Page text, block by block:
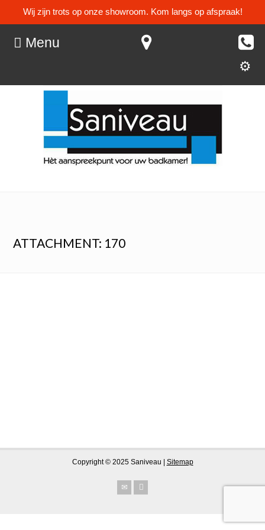
Wij zijn trots op onze showroom. Kom langs op afspraak!
Menu
ATTACHMENT: 170
Copyright © 2025 Saniveau | Sitemap